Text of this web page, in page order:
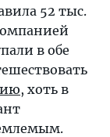
52 тыс.
в обе
, хоть в